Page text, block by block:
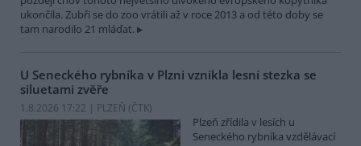
ukončila. Zubři se do zoo vrátili až v roce 2013 a od této doby se
tam narodilo 21 mláďat.
U Seneckého rybníka v Plzni vznikla lesní stezka se
siluetami zvěře
1.8.2026 17:22 | PLZEŇ (ČTK)
Plzeň zřídila v lesích u
Seneckého rybníka vzdělávací